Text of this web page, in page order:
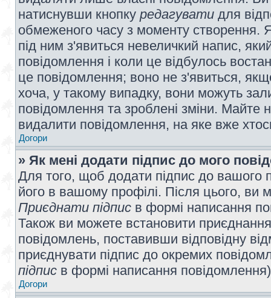
натиснувши кнопку редагувати для
обмеженого часу з моменту створення.
під ним з'явиться невеличкий напис,
повідомлення і коли це відбулось
це повідомлення; воно не з'явиться,
хоча, у такому випадку, вони можуть
повідомлення та зроблені зміни. Майте
видалити повідомлення, на яке вже
Догори
» Як мені додати підпис до мого
Для того, щоб додати підпис до вашого
його в вашому профілі. Після цього, ви
Приєднати підпис в формі написання
Також ви можете встановити
повідомлень, поставивши відповідну
приєднувати підпис до окремих
підпис в формі написання
Догори